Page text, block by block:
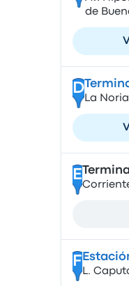
de
D
La
E
F
L.